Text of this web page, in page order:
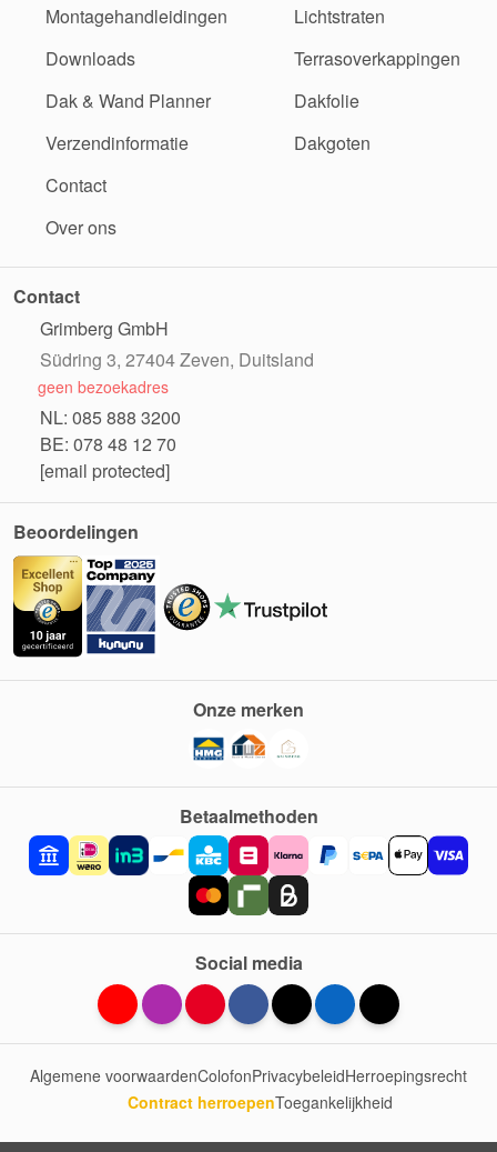
Montagehandleidingen
Downloads
Dak & Wand Planner
Verzendinformatie
Contact
Over ons
Lichtstraten
Terrasoverkappingen
Dakfolie
Dakgoten
Contact
Grimberg GmbH
Südring 3, 27404 Zeven, Duitsland
geen bezoekadres
NL: 085 888 3200
BE: 078 48 12 70
[email protected]
Beoordelingen
Betaalmethoden
Onze merken
Social media
Algemene voorwaardenColofonPrivacybeleidHerroepingsrecht
Contract herroepenToegankelijkheid